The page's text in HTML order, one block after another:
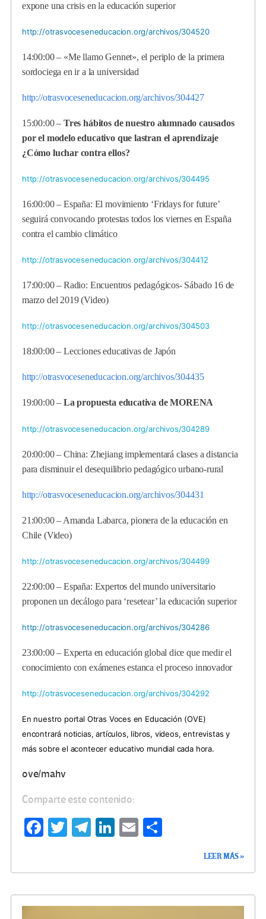
expone una crisis en la educación superior
http://otrasvoceseneducacion.org/archivos/304520
14:00:00 – «Me llamo Gennet», el periplo de la primera
sordociega en ir a la universidad
http://otrasvoceseneducacion.org/archivos/304427
15:00:00 –Tres hábitos de nuestro alumnado causados
por el modelo educativo que lastran el aprendizaje
¿Cómo luchar contra ellos?
http://otrasvoceseneducacion.org/archivos/304495
16:00:00 – España: El movimiento ‘Fridays for future’
seguirá convocando protestas todos los viernes en España
contra el cambio climático
http://otrasvoceseneducacion.org/archivos/304412
17:00:00 – Radio: Encuentros pedagógicos- Sábado 16 de
marzo del 2019 (Video)
http://otrasvoceseneducacion.org/archivos/304503
18:00:00 – Lecciones educativas de Japón
http://otrasvoceseneducacion.org/archivos/304435
19:00:00 –La propuesta educativa de MORENA
http://otrasvoceseneducacion.org/archivos/304289
20:00:00 – China: Zhejiang implementará clases a distancia
para disminuir el desequilibrio pedagógico urbano-rural
http://otrasvoceseneducacion.org/archivos/304431
21:00:00 – Amanda Labarca, pionera de la educación en
Chile (Video)
http://otrasvoceseneducacion.org/archivos/304499
22:00:00 – España: Expertos del mundo universitario
proponen un decálogo para ‘resetear’ la educación superior
http://otrasvoceseneducacion.org/archivos/304286
23:00:00 – Experta en educación global dice que medir el
conocimiento con exámenes estanca el proceso innovador
http://otrasvoceseneducacion.org/archivos/304292
En nuestro portal Otras Voces en Educación (OVE)
encontrará noticias, artículos, libros, videos, entrevistas y
más sobre el acontecer educativo mundial cada hora.
ove/mahv
Comparte este contenido:
Fa
o
T
Te
m
Li
n
E
ar
LEER MÁS »